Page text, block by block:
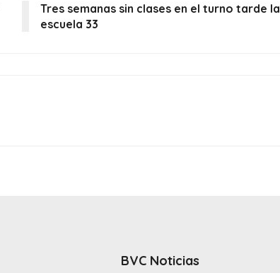
Tres semanas sin clases en el turno tarde la
escuela 33
BVC Noticias